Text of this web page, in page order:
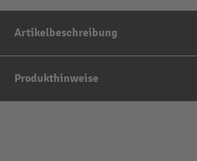
Artikelbeschreibung
Produkthinweise